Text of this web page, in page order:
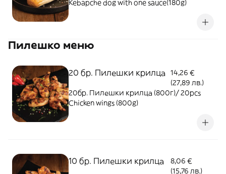
Kebapche dog with one sauce(180g)
Пилешко меню
20 бр. Пилешки крилца 14,26 €
(27,89 лв.)
20бр. Пилешки крилца (800г)/ 20pcs
Chicken wings (800g)
10 бр. Пилешки крилца
8,06 €
(15,76 лв.)